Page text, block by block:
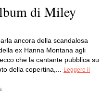
di Miley
ancora della scandalosa
ex Hanna Montana agli
che la cantante pubblica su
della copertina,...
Leggere il